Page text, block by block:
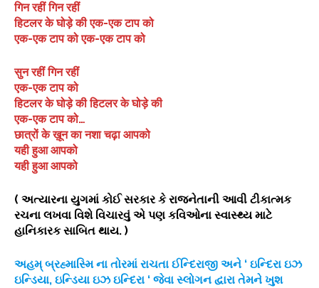
गिन रहीं गिन रहीं
हिटलर के घोड़े की एक-एक टाप को
एक-एक टाप को एक-एक टाप को
सुन रहीं गिन रहीं
एक-एक टाप को
हिटलर के घोड़े की हिटलर के घोड़े की
एक-एक टाप को…
छात्रों के ख़ून का नशा चढ़ा आपको
यही हुआ आपको
यही हुआ आपको
( અત્યારના યુગમાં કોઈ સરકાર કે રાજનેતાની આવી ટીકાત્મક
રચના લખવા વિશે વિચારવું એ પણ કવિઓના સ્વાસ્થ્ય માટે
હાનિકારક સાબિત થાય. )
અહમ્ બ્રહ્માસ્મિ ના તોરમાં રાચતા ઈન્દિરાજી અને ‘ ઇન્દિરા ઇઝ
ઇન્ડિયા, ઇન્ડિયા ઇઝ ઇન્દિરા ‘ જેવા સ્લોગન દ્વારા તેમને ખુશ